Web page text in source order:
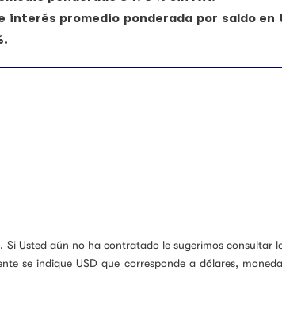
interés promedio ponderada por saldo en
Si Usted aún no ha contratado le sugerimos consultar
se indique USD que corresponde a dólares,